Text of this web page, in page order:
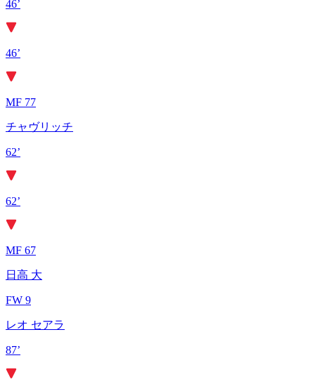
46’
46’
MF 77
チャヴリッチ
62’
62’
MF 67
日高 大
FW 9
レオ セアラ
87’